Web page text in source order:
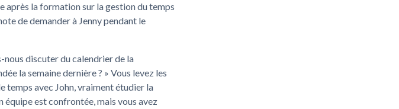
après la formation sur la gestion du temps
de demander à Jenny pendant le
nous discuter du calendrier de la
la semaine dernière ? » Vous levez les
temps avec John, vraiment étudier la
équipe est confrontée, mais vous avez